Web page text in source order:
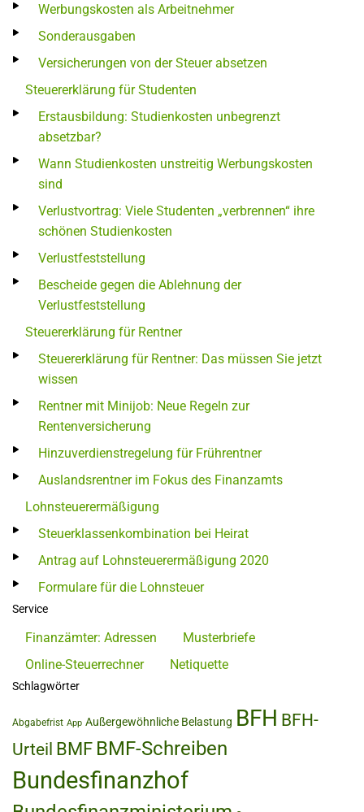
Werbungskosten als Arbeitnehmer
Sonderausgaben
Versicherungen von der Steuer absetzen
Steuererklärung für Studenten
Erstausbildung: Studienkosten unbegrenzt
absetzbar?
Wann Studienkosten unstreitig Werbungskosten
sind
Verlustvortrag: Viele Studenten „verbrennen“ ihre
schönen Studienkosten
Verlustfeststellung
Bescheide gegen die Ablehnung der
Verlustfeststellung
Steuererklärung für Rentner
Steuererklärung für Rentner: Das müssen Sie jetzt
wissen
Rentner mit Minijob: Neue Regeln zur
Rentenversicherung
Hinzuverdienstregelung für Frührentner
Auslandsrentner im Fokus des Finanzamts
Lohnsteuerermäßigung
Steuerklassenkombination bei Heirat
Antrag auf Lohnsteuerermäßigung 2020
Formulare für die Lohnsteuer
Service
Finanzämter: Adressen
Musterbriefe
Online-Steuerrechner
Netiquette
Schlagwörter
Abgabefrist App Außergewöhnliche Belastung BFH BFH-
Urteil BMF BMF-Schreiben
Bundesfinanzhof